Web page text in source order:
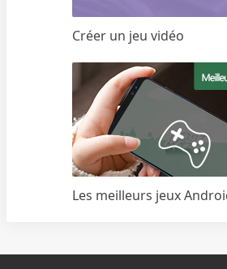
Créer un jeu vidéo
Les meilleurs jeux